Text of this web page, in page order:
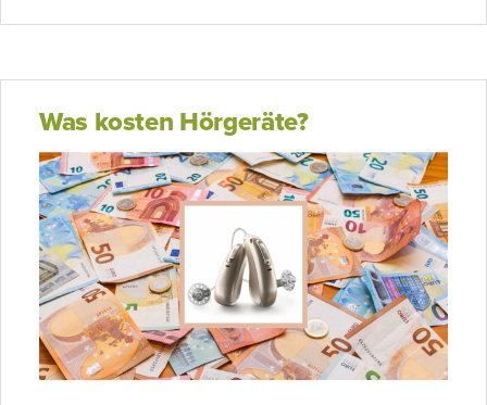
Was kosten Hörgeräte?